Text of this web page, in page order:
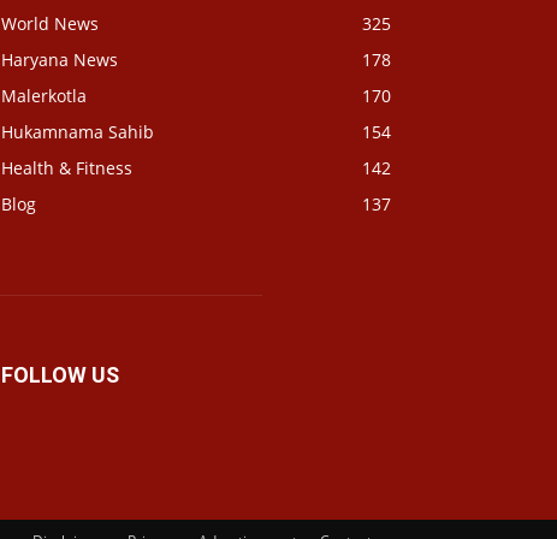
World News
325
Haryana News
178
Malerkotla
170
Hukamnama Sahib
154
Health & Fitness
142
Blog
137
FOLLOW US